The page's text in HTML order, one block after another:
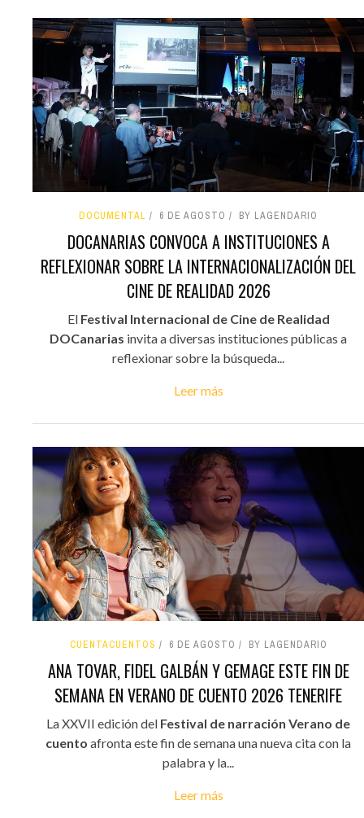
DOCUMENTAL 6 DE AGOSTO BY LAGENDARIO
DOCANARIAS CONVOCA A INSTITUCIONES A
REFLEXIONAR SOBRE LA INTERNACIONALIZACIÓN DEL
CINE DE REALIDAD 2026
El Festival Internacional de Cine de Realidad
DOCanarias invita a diversas instituciones públicas a
reflexionar sobre la búsqueda...
Leer más
CUENTACUENTOS 6 DE AGOSTO BY LAGENDARIO
ANA TOVAR, FIDEL GALBÁN Y GEMAGE ESTE FIN DE
SEMANA EN VERANO DE CUENTO 2026 TENERIFE
La XXVII edición del Festival de narración Verano de
cuento afronta este fin de semana una nueva cita con la
palabra y la...
Leer más